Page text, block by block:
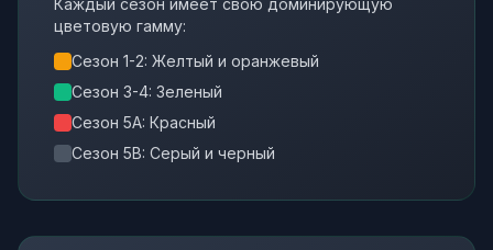
Каждый сезон имеет свою доминирующую
цветовую гамму:
Сезон 1-2: Желтый и оранжевый
Сезон 3-4: Зеленый
Сезон 5A: Красный
Сезон 5B: Серый и черный